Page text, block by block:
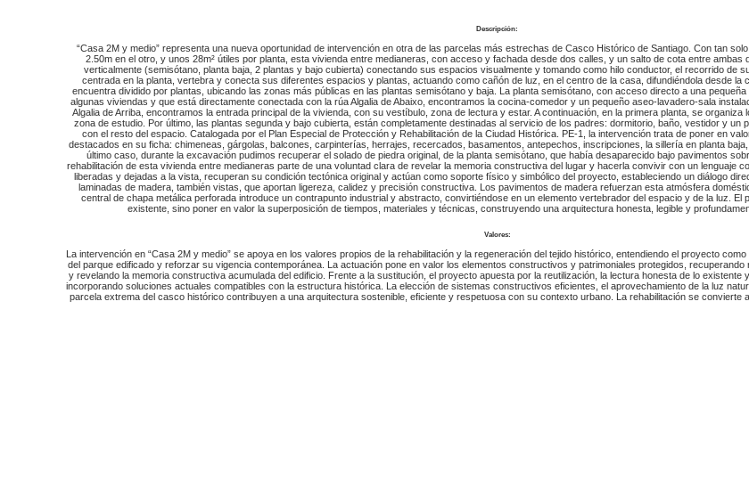
Descripción:
“Casa 2M y medio” representa una nueva oportunidad de intervención en otra de las parcelas más estrechas de Casco Histórico de Santiago. Con tan
2.50m en el otro, y unos 28m² útiles por planta, esta vivienda entre medianeras, con acceso y fachada desde dos calles, y un salto de cota entre ambas
verticalmente (semisótano, planta baja, 2 plantas y bajo cubierta) conectando sus espacios visualmente y tomando como hilo conductor, el recorrido de
centrada en la planta, vertebra y conecta sus diferentes espacios y plantas, actuando como cañón de luz, en el centro de la casa, difundiéndola desde la
encuentra dividido por plantas, ubicando las zonas más públicas en las plantas semisótano y baja. La planta semisótano, con acceso directo a una
algunas viviendas y que está directamente conectada con la rúa Algalia de Abaixo, encontramos la cocina-comedor y un pequeño aseo-lavadero-sala
Algalia de Arriba, encontramos la entrada principal de la vivienda, con su vestíbulo, zona de lectura y estar. A continuación, en la primera planta, se organiza
zona de estudio. Por último, las plantas segunda y bajo cubierta, están completamente destinadas al servicio de los padres: dormitorio, baño, vestidor y un
con el resto del espacio. Catalogada por el Plan Especial de Protección y Rehabilitación de la Ciudad Histórica. PE-1, la intervención trata de poner en
destacados en su ficha: chimeneas, gárgolas, balcones, carpinterías, herrajes, recercados, basamentos, antepechos, inscripciones, la sillería en planta
último caso, durante la excavación pudimos recuperar el solado de piedra original, de la planta semisótano, que había desaparecido bajo pavimentos
rehabilitación de esta vivienda entre medianeras parte de una voluntad clara de revelar la memoria constructiva del lugar y hacerla convivir con un lenguaje
liberadas y dejadas a la vista, recuperan su condición tectónica original y actúan como soporte físico y simbólico del proyecto, estableciendo un diálogo
laminadas de madera, también vistas, que aportan ligereza, calidez y precisión constructiva. Los pavimentos de madera refuerzan esta atmósfera
central de chapa metálica perforada introduce un contrapunto industrial y abstracto, convirtiéndose en un elemento vertebrador del espacio y de la luz. El
existente, sino poner en valor la superposición de tiempos, materiales y técnicas, construyendo una arquitectura honesta, legible y
Valores:
La intervención en “Casa 2M y medio” se apoya en los valores propios de la rehabilitación y la regeneración del tejido histórico, entendiendo el proyecto
del parque edificado y reforzar su vigencia contemporánea. La actuación pone en valor los elementos constructivos y patrimoniales protegidos, recuperando
y revelando la memoria constructiva acumulada del edificio. Frente a la sustitución, el proyecto apuesta por la reutilización, la lectura honesta de lo existente
incorporando soluciones actuales compatibles con la estructura histórica. La elección de sistemas constructivos eficientes, el aprovechamiento de la luz
parcela extrema del casco histórico contribuyen a una arquitectura sostenible, eficiente y respetuosa con su contexto urbano. La rehabilitación se convierte